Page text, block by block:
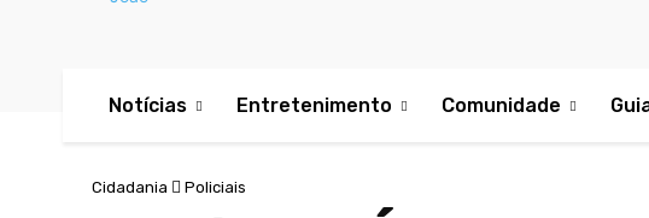
Notícias Entretenimento Comunidade
Cidadania Policiais